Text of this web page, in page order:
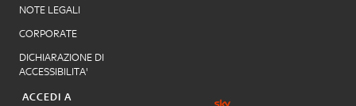
NOTE LEGALI
CORPORATE
DICHIARAZIONE DI
ACCESSIBILITA'
ACCEDI A